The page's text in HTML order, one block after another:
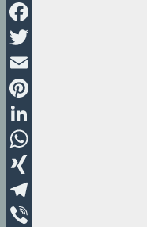
Facebook
Twitter
Email
Pinterest
LinkedIn
WhatsApp
XING
Telegram